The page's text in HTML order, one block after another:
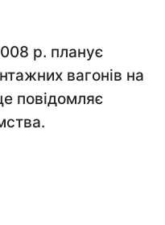
р. планує
вагонів на
повідомляє